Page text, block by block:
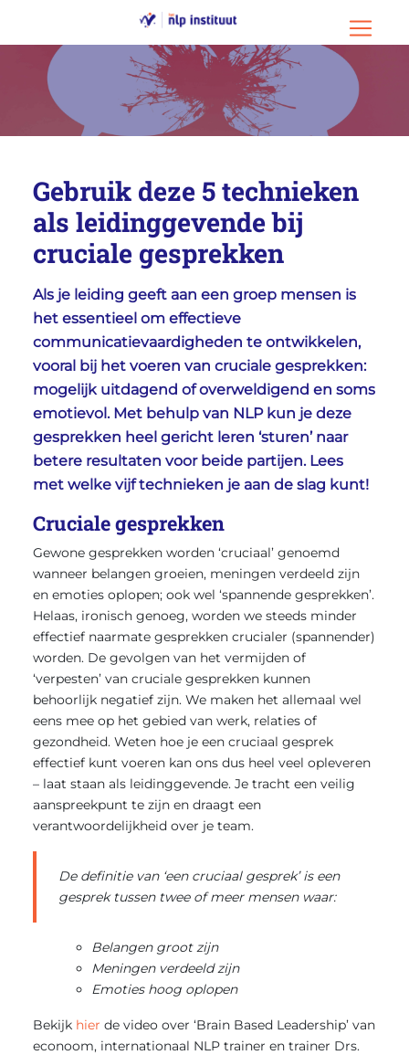
Menu
Gebruik deze 5 technieken
als leidinggevende bij
cruciale gesprekken
Als je leiding geeft aan een groep mensen is
het essentieel om effectieve
communicatievaardigheden te ontwikkelen,
vooral bij het voeren van cruciale gesprekken:
mogelijk uitdagend of overweldigend en soms
emotievol. Met behulp van NLP kun je deze
gesprekken heel gericht leren ‘sturen’ naar
betere resultaten voor beide partijen. Lees
met welke vijf technieken je aan de slag kunt!
Cruciale gesprekken
Gewone gesprekken worden ‘cruciaal’ genoemd
wanneer belangen groeien, meningen verdeeld zijn
en emoties oplopen; ook wel ‘spannende gesprekken’.
Helaas, ironisch genoeg, worden we steeds minder
effectief naarmate gesprekken crucialer (spannender)
worden. De gevolgen van het vermijden of
‘verpesten’ van cruciale gesprekken kunnen
behoorlijk negatief zijn. We maken het allemaal wel
eens mee op het gebied van werk, relaties of
gezondheid. Weten hoe je een cruciaal gesprek
effectief kunt voeren kan ons dus heel veel opleveren
– laat staan als leidinggevende. Je tracht een veilig
aanspreekpunt te zijn en draagt een
verantwoordelijkheid over je team.
De definitie van ‘een cruciaal gesprek’ is een
gesprek tussen twee of meer mensen waar:
Belangen groot zijn
Meningen verdeeld zijn
Emoties hoog oplopen
Bekijk hier de video over ‘Brain Based Leadership’ van
econoom, internationaal NLP trainer en trainer Drs.